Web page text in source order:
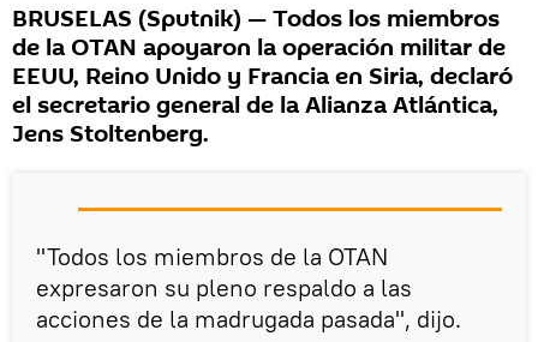
BRUSELAS (Sputnik) — Todos los miembros
de la OTAN apoyaron la operación militar de
EEUU, Reino Unido y Francia en Siria, declaró
el secretario general de la Alianza Atlántica,
Jens Stoltenberg.
"Todos los miembros de la OTAN
expresaron su pleno respaldo a las
acciones de la madrugada pasada", dijo.